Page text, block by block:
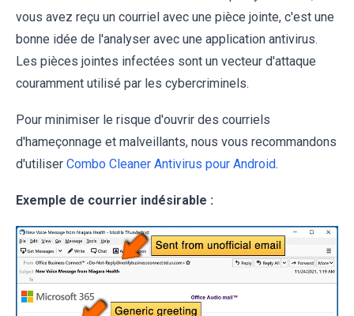
vous avez reçu un courriel avec une pièce jointe, c'est une
bonne idée de l'analyser avec une application antivirus.
Les pièces jointes infectées sont un vecteur d'attaque
couramment utilisé par les cybercriminels.
Pour minimiser le risque d'ouvrir des courriels
d'hameçonnage et malveillants, nous vous recommandons
d'utiliser Combo Cleaner Antivirus pour Android.
Exemple de courrier indésirable :